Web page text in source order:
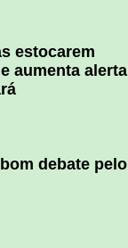
estocarem
aumenta alerta
debate pelo